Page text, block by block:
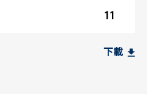
11
下載